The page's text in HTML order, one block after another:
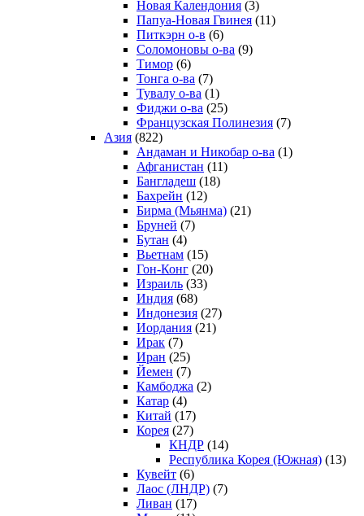
Новая Календония (3)
Папуа-Новая Гвинея (11)
Питкэрн о-в (6)
Соломоновы о-ва (9)
Тимор (6)
Тонга о-ва (7)
Тувалу о-ва (1)
Фиджи о-ва (25)
Французская Полинезия (7)
Азия (822)
Андаман и Никобар о-ва (1)
Афганистан (11)
Бангладеш (18)
Бахрейн (12)
Бирма (Мьянма) (21)
Бруней (7)
Бутан (4)
Вьетнам (15)
Гон-Конг (20)
Израиль (33)
Индия (68)
Индонезия (27)
Иордания (21)
Ирак (7)
Иран (25)
Йемен (7)
Камбоджа (2)
Катар (4)
Китай (17)
Корея (27)
КНДР (14)
Республика Корея (Южная) (13)
Кувейт (6)
Лаос (ЛНДР) (7)
Ливан (17)